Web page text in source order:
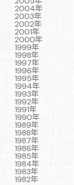
2004年
2003年
2002年
2001年
2000年
1999年
1998年
1997年
1996年
1995年
1994年
1993年
1992年
1991年
1990年
1989年
1988年
1987年
1986年
1985年
1984年
1983年
1982年